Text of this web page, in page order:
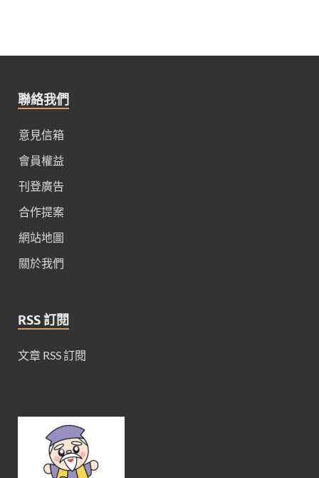
聯絡我們
意見信箱
會員權益
刊登廣告
合作提案
網站地圖
關於我們
RSS 訂閱
文章 RSS 訂閱